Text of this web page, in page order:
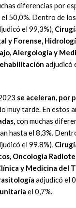
diferencias por
50,0%. Dentro de
el 99,3%),
y Forense,
Alergología y
adjudicó
se aceleran, por
muy tarde. En estos
con muchas
hasta el 8,3%.
el 99,8%),
Oncología
y Medicina del
adjudicó el
el 0,7%.